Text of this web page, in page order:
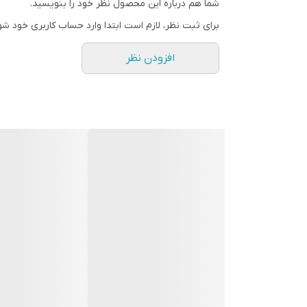
شما هم درباره این محصول نظر خود را بنویسید.
برای ثبت نظر، لازم است ابتدا وارد حساب کاربری خود
افزودن نظر